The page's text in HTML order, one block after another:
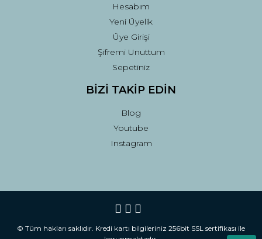
Hesabım
Yeni Üyelik
Üye Girişi
Şifremi Unuttum
Sepetiniz
BİZİ TAKİP EDİN
Blog
Youtube
Instagram
© Tüm hakları saklıdır. Kredi kartı bilgileriniz 256bit SSL sertifikası ile